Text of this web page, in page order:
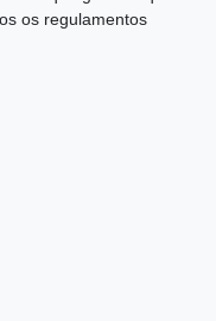
os regulamentos